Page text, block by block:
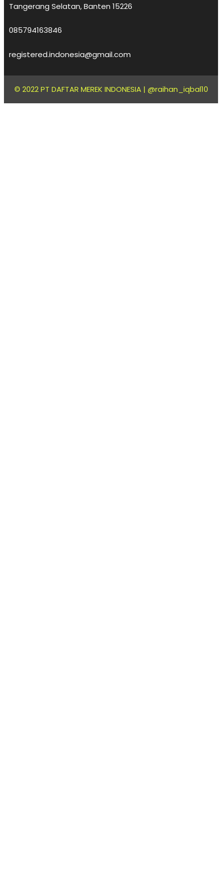
Tangerang Selatan, Banten 15226
085794163846
registered.indonesia@gmail.com
© 2022 PT DAFTAR MEREK INDONESIA | @raihan_iqbal10